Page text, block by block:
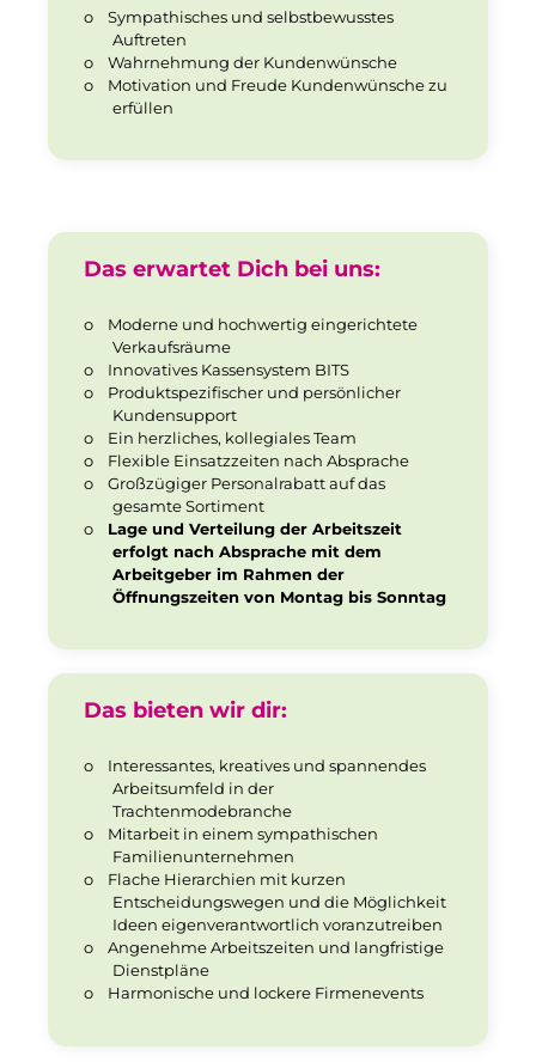
o
Sympathisches und selbstbewusstes
Auftreten
o
Wahrnehmung der Kundenwünsche
o
Motivation und Freude Kundenwünsche zu
erfüllen
Das erwartet Dich bei uns:
o
Moderne und hochwertig eingerichtete
Verkaufsräume
o
Innovatives Kassensystem BITS
o
Produktspezifischer und persönlicher
Kundensupport
o
Ein herzliches, kollegiales Team
o
Flexible Einsatzzeiten nach Absprache
o
Großzügiger Personalrabatt auf das
gesamte Sortiment
o
Lage und Verteilung der Arbeitszeit
erfolgt nach Absprache mit dem
Arbeitgeber im Rahmen der
Öffnungszeiten von Montag bis Sonntag
Das bieten wir dir:
o
Interessantes, kreatives und spannendes
Arbeitsumfeld in der
Trachtenmodebranche
o
Mitarbeit in einem sympathischen
Familienunternehmen
o
Flache Hierarchien mit kurzen
Entscheidungswegen und die Möglichkeit
Ideen eigenverantwortlich voranzutreiben
o
Angenehme Arbeitszeiten und langfristige
Dienstpläne
o
Harmonische und lockere Firmenevents